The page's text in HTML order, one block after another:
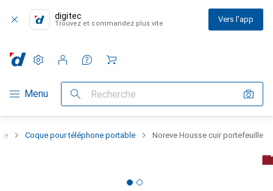
digitec
Trouvez et commandez plus vite Vers l'app
Navigation par catégorie
Menu Recherche
Paramètres
Compte client
Listes de comparaison
Listes d'envies
Panier
Coque pour téléphone portable Noreve Housse cuir portefeuille